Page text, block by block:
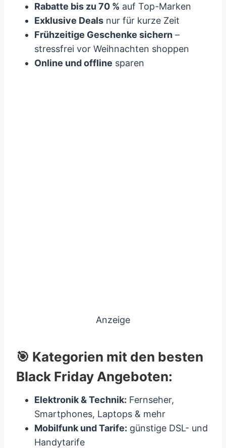
Rabatte bis zu 70 % auf Top-Marken
Exklusive Deals nur für kurze Zeit
Frühzeitige Geschenke sichern –
stressfrei vor Weihnachten shoppen
Online und offline sparen
Anzeige
🎯 Kategorien mit den besten
Black Friday Angeboten:
Elektronik & Technik: Fernseher,
Smartphones, Laptops & mehr
Mobilfunk und Tarife: günstige DSL- und
Handytarife